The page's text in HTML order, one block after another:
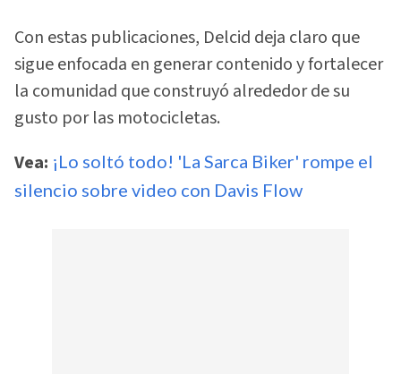
Con estas publicaciones, Delcid deja claro que
sigue enfocada en generar contenido y fortalecer
la comunidad que construyó alrededor de su
gusto por las motocicletas.
Vea: ¡Lo soltó todo! 'La Sarca Biker' rompe el
silencio sobre video con Davis Flow